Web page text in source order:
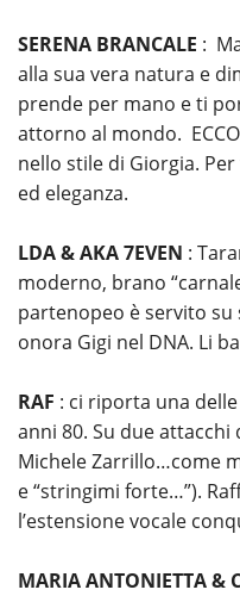
SERENA BRANCALE :
alla sua vera natura e
prende per mano e ti
attorno al mondo.
nello stile di Giorgia.
ed eleganza.
LDA & AKA 7EVEN :
moderno, brano
partenopeo è servito su
onora Gigi nel DNA. Li
RAF : ci riporta una
anni 80. Su due
Michele Zarrillo…come
e “stringimi forte…”).
l’estensione vocale
MARIA ANTONIETTA &